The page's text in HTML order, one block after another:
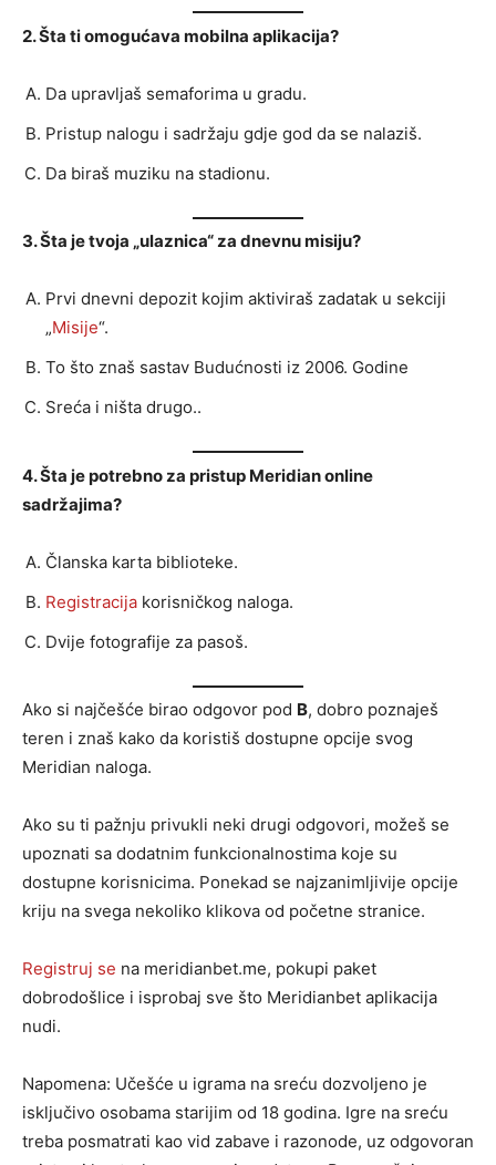
2. Šta ti omogućava mobilna aplikacija?
Da upravljaš semaforima u gradu.
Pristup nalogu i sadržaju gdje god da se nalaziš.
Da biraš muziku na stadionu.
3. Šta je tvoja „ulaznica“ za dnevnu misiju?
Prvi dnevni depozit kojim aktiviraš zadatak u sekciji
„Misije“.
To što znaš sastav Budućnosti iz 2006. Godine
Sreća i ništa drugo..
4. Šta je potrebno za pristup Meridian online
sadržajima?
Članska karta biblioteke.
Registracija korisničkog naloga.
Dvije fotografije za pasoš.
Ako si najčešće birao odgovor pod B, dobro poznaješ
teren i znaš kako da koristiš dostupne opcije svog
Meridian naloga.
Ako su ti pažnju privukli neki drugi odgovori, možeš se
upoznati sa dodatnim funkcionalnostima koje su
dostupne korisnicima. Ponekad se najzanimljivije opcije
kriju na svega nekoliko klikova od početne stranice.
Registruj se na meridianbet.me, pokupi paket
dobrodošlice i isprobaj sve što Meridianbet aplikacija
nudi.
Napomena: Učešće u igrama na sreću dozvoljeno je
isključivo osobama starijim od 18 godina. Igre na sreću
treba posmatrati kao vid zabave i razonode, uz odgovoran